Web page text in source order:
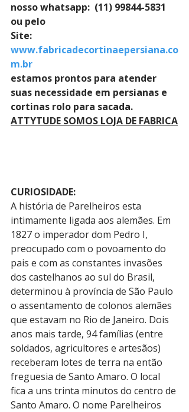
nosso whatsapp:  (11) 99844-5831
ou pelo
Site:
www.fabricadecortinaepersiana.co
m.br
estamos prontos para atender
suas necessidade em persianas e
cortinas rolo para sacada.
ATTYTUDE SOMOS LOJA DE FABRICA
CURIOSIDADE:
A história de Parelheiros esta
intimamente ligada aos alemães. Em
1827 o imperador dom Pedro I,
preocupado com o povoamento do
pais e com as constantes invasões
dos castelhanos ao sul do Brasil,
determinou à província de São Paulo
o assentamento de colonos alemães
que estavam no Rio de Janeiro. Dois
anos mais tarde, 94 famílias (entre
soldados, agricultores e artesãos)
receberam lotes de terra na então
freguesia de Santo Amaro. O local
fica a uns trinta minutos do centro de
Santo Amaro. O nome Parelheiros